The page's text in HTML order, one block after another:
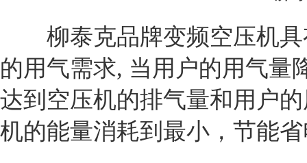
柳泰克品牌变频空压机具
的用气需求, 当用户的用气量
达到空压机的排气量和用户
机的能量消耗到最小，节能